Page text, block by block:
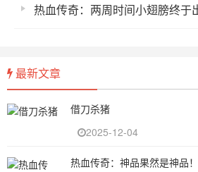
最新文章
借刀杀猪
2025-12-04